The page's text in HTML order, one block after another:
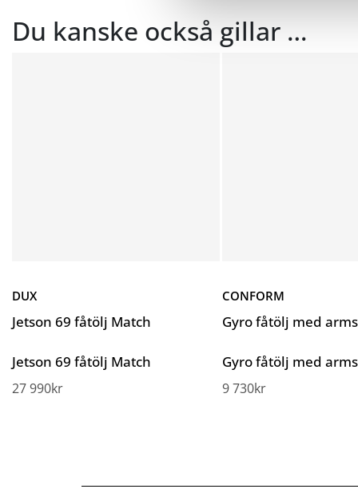
Du kanske också gillar …
DUX
Jetson 69 fåtölj Match
Jetson 69 fåtölj Match
27 990kr
CONFORM
Gyro fåtölj med
Gyro fåtölj med
9 730kr